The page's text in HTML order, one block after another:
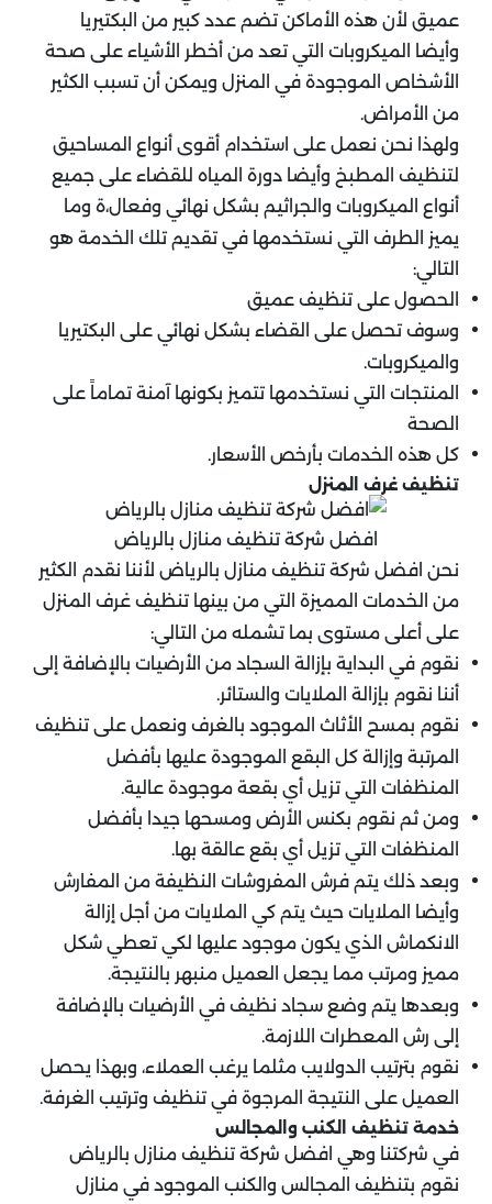
عميق لأن هذه الأماكن تضم عدد كبير من البكتيريا
وأيضا الميكروبات التي تعد من أخطر الأشياء على صحة
الأشخاص الموجودة في المنزل ويمكن أن تسبب الكثير
من الأمراض.
ولهذا نحن نعمل على استخدام أقوى أنواع المساحيق
لتنظيف المطبخ وأيضا دورة المياه للقضاء على جميع
أنواع الميكروبات والجراثيم بشكل نهائي وفعال،ة وما
يميز الطرف التي نستخدمها في تقديم تلك الخدمة هو
التالي:
الحصول على تنظيف عميق
وسوف تحصل على القضاء بشكل نهائي على البكتيريا
والميكروبات.
المنتجات التي نستخدمها تتميز بكونها آمنة تماماً على
الصحة
كل هذه الخدمات بأرخص الأسعار.
تنظيف غرف المنزل
افضل شركة تنظيف منازل بالرياض
نحن افضل شركة تنظيف منازل بالرياض لأننا نقدم الكثير
من الخدمات المميزة التي من بينها تنظيف غرف المنزل
على أعلى مستوى بما تشمله من التالي:
نقوم في البداية بإزالة السجاد من الأرضيات بالإضافة إلى
أننا نقوم بإزالة الملايات والستائر.
نقوم بمسح الأثاث الموجود بالغرف ونعمل على تنظيف
المرتبة وإزالة كل البقع الموجودة عليها بأفضل
المنظفات التي تزيل أي بقعة موجودة عالية.
ومن ثم نقوم بكنس الأرض ومسحها جيدا بأفضل
المنظفات التي تزيل أي بقع عالقة بها.
وبعد ذلك يتم فرش المفروشات النظيفة من المفارش
وأيضا الملايات حيث يتم كي الملايات من أجل إزالة
الانكماش الذي يكون موجود عليها لكي تعطي شكل
مميز ومرتب مما يجعل العميل منبهر بالنتيجة.
وبعدها يتم وضع سجاد نظيف في الأرضيات بالإضافة
إلى رش المعطرات اللازمة.
نقوم بترتيب الدولايب مثلما يرغب العملاء، وبهذا يحصل
العميل على النتيجة المرجوة في تنظيف وترتيب الغرفة.
خدمة تنظيف الكنب والمجالس
في شركتنا وهي افضل شركة تنظيف منازل بالرياض
نقوم بتنظيف المجالس والكنب الموجود في منازل